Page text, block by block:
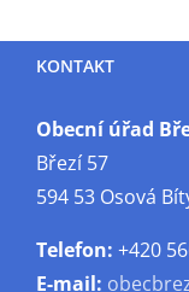
KONTAKT
Obecní úřad
Březí 57
594 53 Osová
Telefon: +420
E-mail: